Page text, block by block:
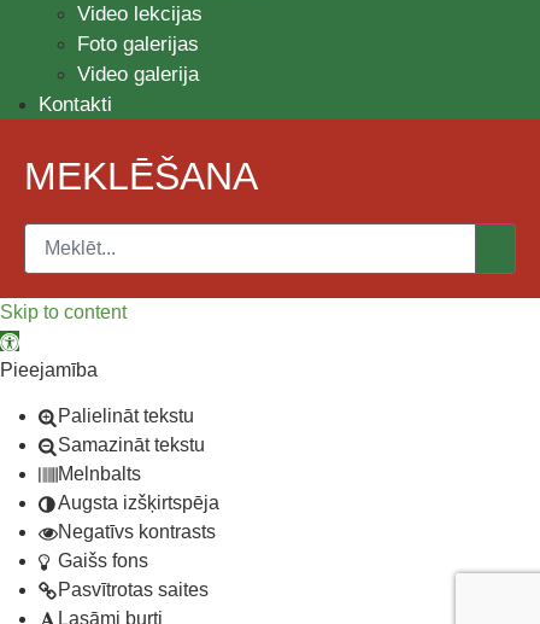
Video lekcijas
Foto galerijas
Video galerija
Kontakti
MEKLĒŠANA
Skip to content
Open toolbar
Pieejamība
Palielināt tekstu
Samazināt tekstu
Melnbalts
Augsta izšķirtspēja
Negatīvs kontrasts
Gaišs fons
Pasvītrotas saites
Lasāmi burti